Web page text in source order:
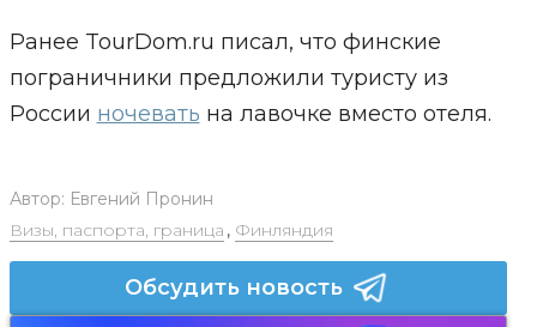
Ранее TourDom.ru писал, что финские
пограничники предложили туристу из
России ночевать на лавочке вместо отеля.
Автор: Евгений Пронин
Визы, паспорта, граница , Финляндия
Обсудить новость